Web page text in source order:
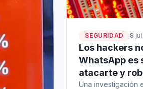
SEGURIDAD 8
Los hackers
WhatsApp es
atacarte y
Una investigación